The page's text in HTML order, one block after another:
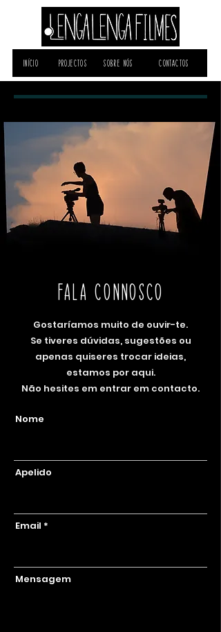
Início Projectos Sobre Nós Contactos
FALA CONNOSCO
Gostaríamos muito de ouvir-te.
Se tiveres dúvidas, sugestões ou
apenas quiseres trocar ideias,
estamos por aqui.
Não hesites em entrar em contacto.
Nome
Apelido
Email
Mensagem